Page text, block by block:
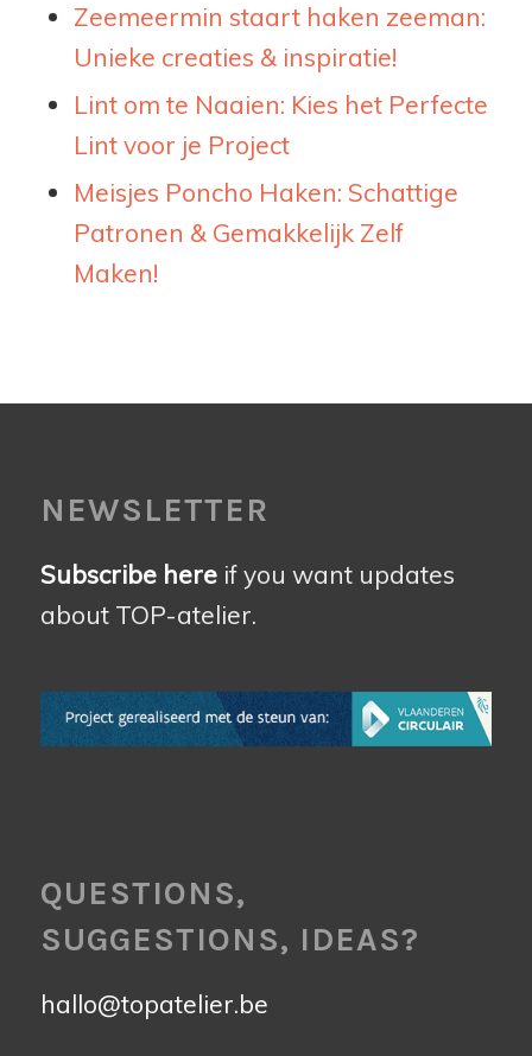
Zeemeermin staart haken zeeman:
Unieke creaties & inspiratie!
Lint om te Naaien: Kies het Perfecte
Lint voor je Project
Meisjes Poncho Haken: Schattige
Patronen & Gemakkelijk Zelf
Maken!
NEWSLETTER
Subscribe hereif you want updates
about TOP-atelier.
QUESTIONS,
SUGGESTIONS, IDEAS?
hallo@topatelier.be